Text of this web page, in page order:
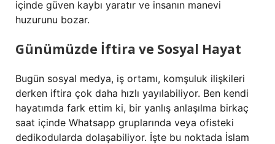
içinde güven kaybı yaratır ve insanın manevi
huzurunu bozar.
Günümüzde İftira ve Sosyal Hayat
Bugün sosyal medya, iş ortamı, komşuluk ilişkileri
derken iftira çok daha hızlı yayılabiliyor. Ben kendi
hayatımda fark ettim ki, bir yanlış anlaşılma birkaç
saat içinde Whatsapp gruplarında veya ofisteki
dedikodularda dolaşabiliyor. İşte bu noktada İslam